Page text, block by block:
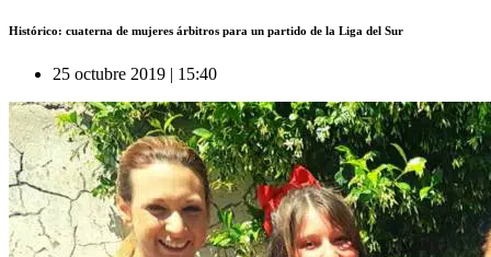
Histórico: cuaterna de mujeres árbitros para un partido de la Liga del Sur
25 octubre 2019 | 15:40